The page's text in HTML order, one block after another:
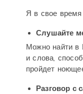
Я в свое время
Слушайте
Можно найти в
и слова,
пройдет
Разговор с